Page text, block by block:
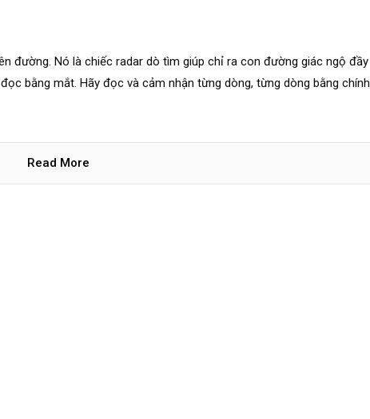
đường. Nó là chiếc radar dò tìm giúp chỉ ra con đường giác ngộ đầy
bằng mắt. Hãy đọc và cảm nhận từng dòng, từng dòng bằng chính
Read More